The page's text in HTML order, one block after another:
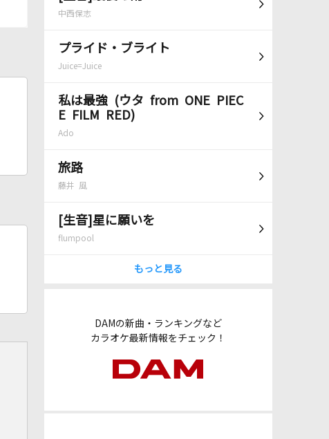
中西保志
プライド・ブライト
Juice=Juice
私は最強 (ウタ from ONE PIEC
E FILM RED)
Ado
旅路
藤井 風
[生音]星に願いを
flumpool
もっと見る
DAMの新曲・ランキングなど
カラオケ最新情報をチェック！